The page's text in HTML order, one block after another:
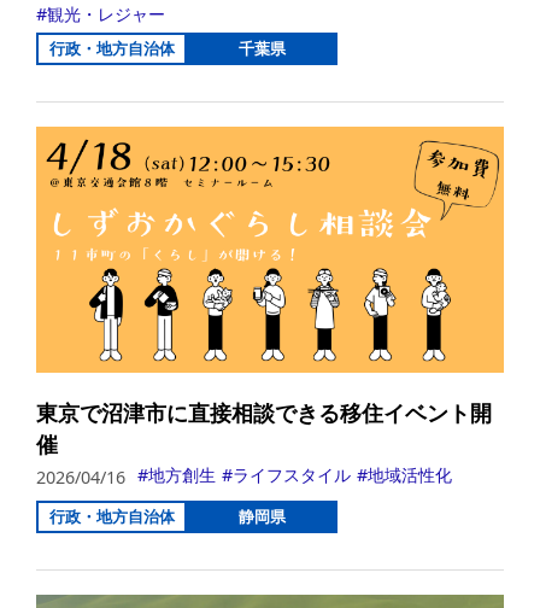
観光・レジャー
行政・地方自治体 千葉県
東京で沼津市に直接相談できる移住イベント開
催
2026/04/16 地方創生 ライフスタイル 地域活性化
行政・地方自治体 静岡県